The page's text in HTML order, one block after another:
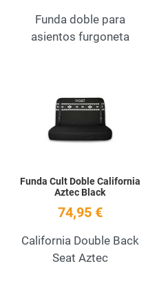
Funda doble para
asientos furgoneta
Funda Cult Doble California
Aztec Black
74,95 €
California Double Back
Seat Aztec